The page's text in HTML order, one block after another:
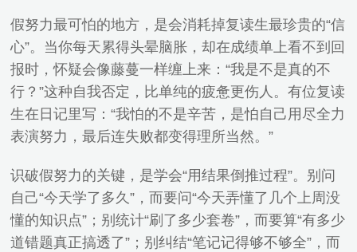
假努力最可怕的地方，是会消耗掉复读生最珍贵的“信
心”。当你每天累得头晕脑胀，却在成绩单上看不到回
报时，怀疑会像藤蔓一样缠上来：“我是不是真的不
行？”这种自我否定，比单纯的疲惫更伤人。有位复读
生在日记里写：“我怕的不是辛苦，是怕自己用尽全力
表演努力，最后连失败都变得理所当然。”
识破假努力的关键，是学会“用结果倒推过程”。别问
自己“今天学了多久”，而要问“今天弄懂了几个上周没
懂的知识点”；别统计“刷了多少套卷”，而要算“有多少
道错题真正搞透了”；别纠结“笔记记得够不够全”，而